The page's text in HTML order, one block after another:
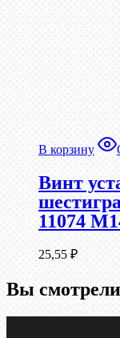
В корзину
Винт
11074
25,55 ₽
Вы смотрели